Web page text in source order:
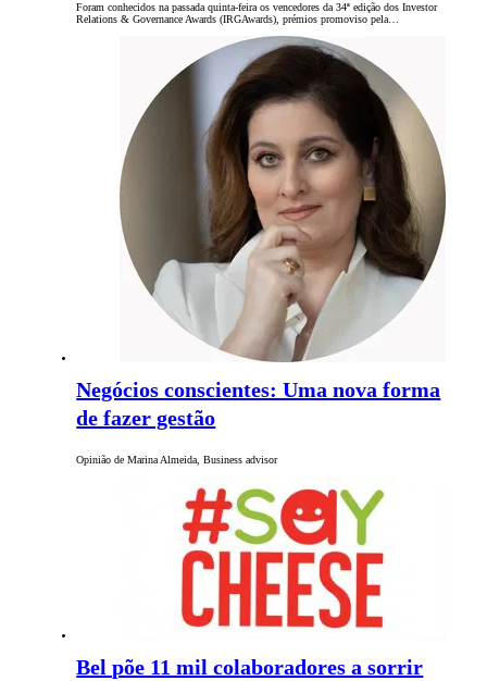
Foram conhecidos na passada quinta-feira os vencedores da 34ª edição dos Investor
Relations & Governance Awards (IRGAwards), prémios promoviso pela…
Negócios conscientes: Uma nova forma
de fazer gestão
Opinião de Marina Almeida, Business advisor
Bel põe 11 mil colaboradores a sorrir